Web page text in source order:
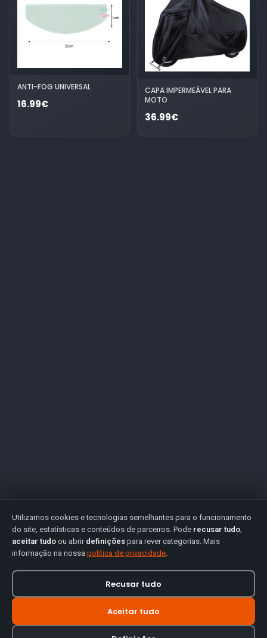
ANTI-FOG UNIVERSAL
16.99€
CAPA IMPERMEÁVEL PARA
MOTO
36.99€
Utilizamos cookies e tecnologias semelhantes para o funcionamento
do site, estatísticas e conteúdos de parceiros. Pode recusar tudo,
aceitar tudo ou abrir definições para rever categorias. Mais
informação na nossa política de privacidade.
Recusar tudo
Aceitar tudo